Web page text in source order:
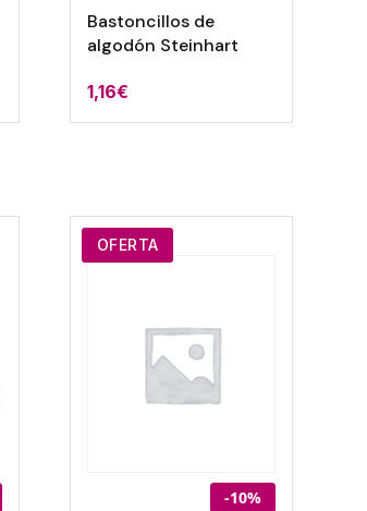
Bastoncillos de
algodón Steinhart
1,16€
OFERTA
-10%